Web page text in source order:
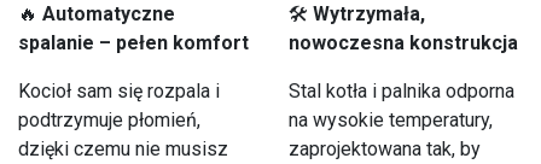
🔥 Automatyczne
spalanie – pełen komfort
Kocioł sam się rozpala i
podtrzymuje płomień,
dzięki czemu nie musisz
🛠 Wytrzymała,
nowoczesna konstrukcja
Stal kotła i palnika odporna
na wysokie temperatury,
zaprojektowana tak, by